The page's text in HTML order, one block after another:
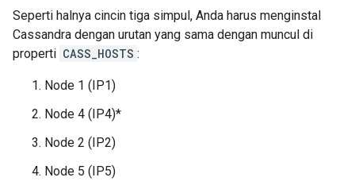
Seperti halnya cincin tiga simpul, Anda harus menginstal
Cassandra dengan urutan yang sama dengan muncul di
properti CASS_HOSTS :
Node 1 (IP1)
Node 4 (IP4)*
Node 2 (IP2)
Node 5 (IP5)